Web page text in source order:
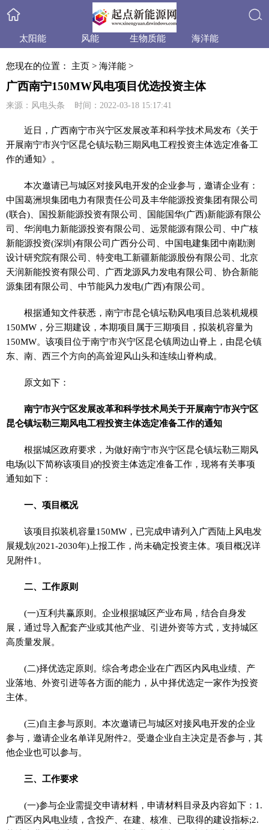
搜索
太阳能 风能 生物质能
海洋能
政策法规
产业信息
您现在的位置： 主页 > 海洋能 >
广西南宁150MW风电项目优选投资主体
来源：风电头条 时间：2022-03-18 15:17:41
近日，广西南宁市兴宁区发展改革和科学技术局发布《关于
开展南宁市兴宁区昆仑镇坛勒三期风电工程投资主体选定准备工
作的通知》。
本次邀请已与城区对接风电开发的企业参与，邀请企业有：
中国葛洲坝集团电力有限责任公司及丰华能源投资集团有限公司
(联合)、国投新能源投资有限公司、国能国华(广西)新能源有限公
司、华润电力新能源投资有限公司、远景能源有限公司、中广核
新能源投资(深圳)有限公司广西分公司、中国电建集团中南勘测
设计研究院有限公司、特变电工新疆新能源股份有限公司、北京
天润新能投资有限公司、广西龙源风力发电有限公司、协合新能
源集团有限公司、中节能风力发电(广西)有限公司。
根据通知文件获悉，南宁市昆仑镇坛勒风电项目总装机规模
150MW，分三期建设，本期项目属于三期项目，拟装机容量为
150MW。该项目位于南宁市兴宁区昆仑镇周边山脊上，由昆仑镇
东、南、西三个方向的高耸迎风山头和连续山脊构成。
原文如下：
南宁市兴宁区发展改革和科学技术局关于开展南宁市兴宁区
昆仑镇坛勒三期风电工程投资主体选定准备工作的通知
根据城区政府要求，为做好南宁市兴宁区昆仑镇坛勒三期风
电场(以下简称该项目)的投资主体选定准备工作，现将有关事项
通知如下：
一、项目概况
该项目拟装机容量150MW，已完成申请列入广西陆上风电发
展规划(2021-2030年)上报工作，尚未确定投资主体。项目概况详
见附件1。
二、工作原则
(一)互利共赢原则。企业根据城区产业布局，结合自身发
展，通过导入配套产业或其他产业、引进外资等方式，支持城区
高质量发展。
(二)择优选定原则。综合考虑企业在广西区内风电业绩、产
业落地、外资引进等各方面的能力，从中择优选定一家作为投资
主体。
(三)自主参与原则。本次邀请已与城区对接风电开发的企业
参与，邀请企业名单详见附件2。受邀企业自主决定是否参与，其
他企业也可以参与。
三、工作要求
(一)参与企业需提交申请材料，申请材料目录及内容如下：1.
广西区内风电业绩，含投产、在建、核准、已取得的建设指标;2.